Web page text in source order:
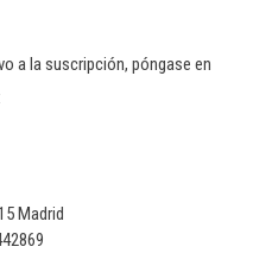
a la suscripción, póngase en
Madrid